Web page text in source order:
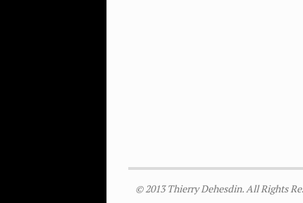
© 2013 Thierry Dehesdin. All Rights